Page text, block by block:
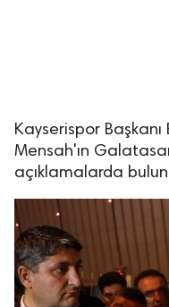
Kayserispor
Mensah'ın
açıklamalarda